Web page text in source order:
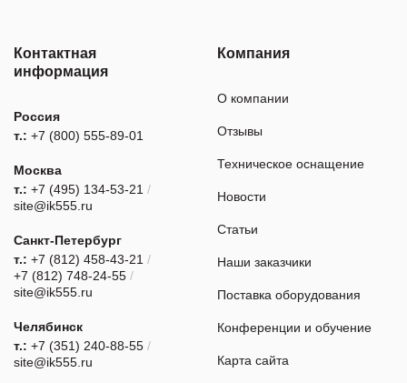
Контактная
информация
Россия
т.: +7 (800) 555-89-01
Москва
т.: +7 (495) 134-53-21 /
site@ik555.ru
Санкт-Петербург
т.: +7 (812) 458-43-21 /
+7 (812) 748-24-55 /
site@ik555.ru
Челябинск
т.: +7 (351) 240-88-55 /
site@ik555.ru
Компания
О компании
Отзывы
Техническое оснащение
Новости
Статьи
Наши заказчики
Поставка оборудования
Конференции и обучение
Карта сайта